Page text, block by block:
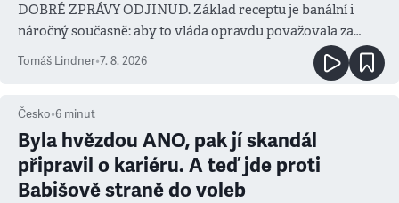
DOBRÉ ZPRÁVY ODJINUD. Základ receptu je banální i
náročný současně: aby to vláda opravdu považovala za
prioritu
Tomáš Lindner•7. 8. 2026
Česko•6 minut
Byla hvězdou ANO, pak jí skandál
připravil o kariéru. A teď jde proti
Babišově straně do voleb